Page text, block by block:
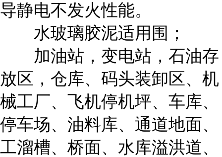
导静电不发火性能。
水玻璃胶泥适用围；
加油站，变电站，石油存
放区，仓库、码头装卸区、机
械工厂、飞机停机坪、车库、
停车场、油料库、通道地面、
工溜槽、桥面、水库溢洪道、